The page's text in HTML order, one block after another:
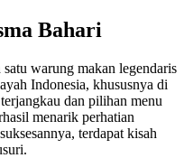
Bahari
warung makan legendaris
Indonesia, khususnya di
dan pilihan menu
menarik perhatian
terdapat kisah